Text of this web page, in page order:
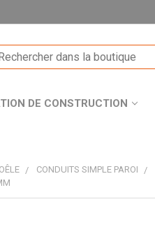
DE CONSTRUCTION
CONDUITS SIMPLE PAROI